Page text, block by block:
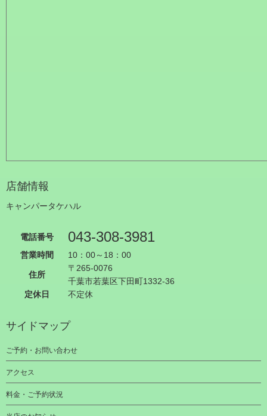
店舗情報
キャンパータケハル
電話番号 043-308-3981
営業時間 10：00～18：00
住所
〒265-0076
千葉市若葉区下田町1332-36
定休日
不定休
サイドマップ
ご予約・お問い合わせ
アクセス
料金・ご予約状況